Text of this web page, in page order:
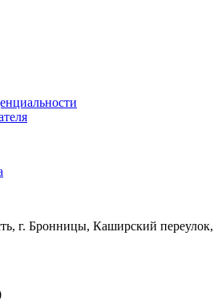
г. Бронницы, Каширский переулок,